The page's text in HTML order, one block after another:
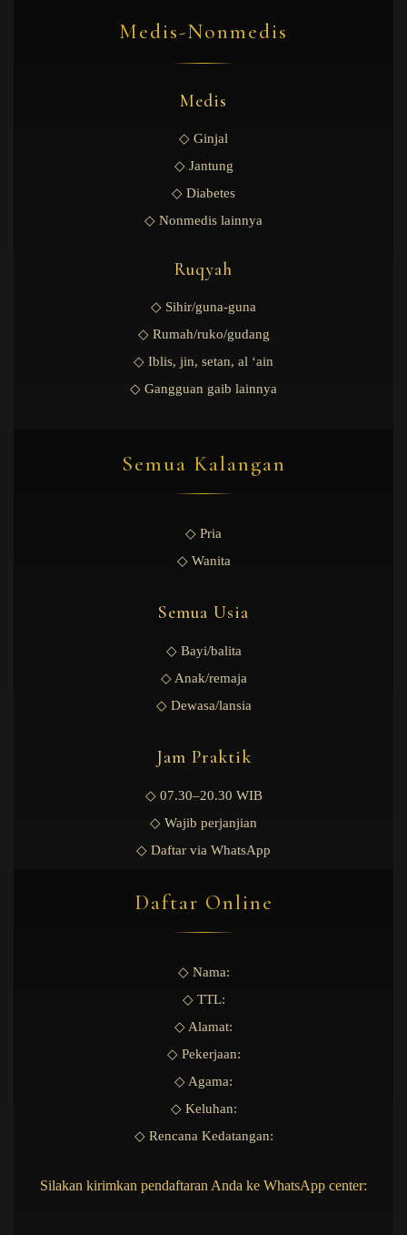
Medis-Nonmedis
Medis
◇ Ginjal
◇ Jantung
◇ Diabetes
◇ Nonmedis lainnya
Ruqyah
◇ Sihir/guna-guna
◇ Rumah/ruko/gudang
◇ Iblis, jin, setan, al ‘ain
◇ Gangguan gaib lainnya
Semua Kalangan
◇ Pria
◇ Wanita
Semua Usia
◇ Bayi/balita
◇ Anak/remaja
◇ Dewasa/lansia
Jam Praktik
◇ 07.30–20.30 WIB
◇ Wajib perjanjian
◇ Daftar via WhatsApp
Daftar Online
◇ Nama:
◇ TTL:
◇ Alamat:
◇ Pekerjaan:
◇ Agama:
◇ Keluhan:
◇ Rencana Kedatangan:
Silakan kirimkan pendaftaran Anda ke WhatsApp center: